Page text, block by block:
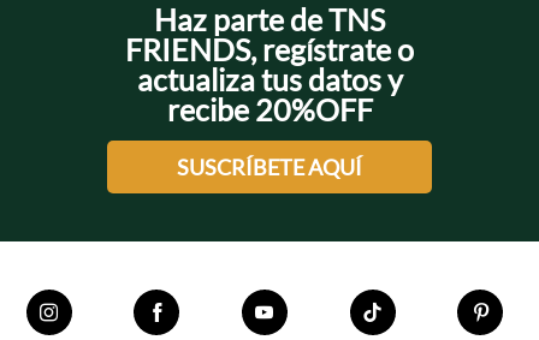
Haz parte de TNS
FRIENDS, regístrate o
actualiza tus datos y
recibe 20%OFF
SUSCRÍBETE AQUÍ